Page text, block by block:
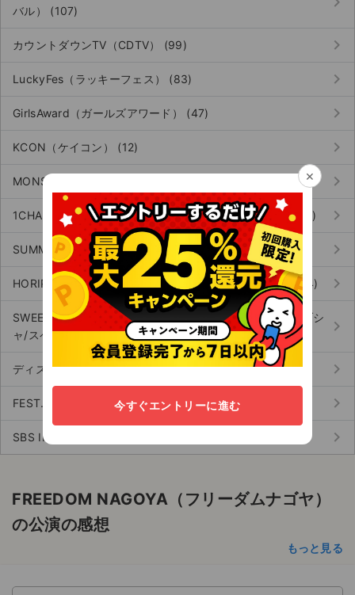
バル） (107)
カウントダウンTV（CDTV） (99) keyboard_arrow_right
LuckyFes（ラッキーフェス） (83) keyboard_arrow_right
GirlsAward（ガールズアワード） (47) keyboard_arrow_right
KCON（ケイコン） (12) keyboard_arrow_right
MONSTER baSH（モンスターバッシュ） (60) keyboard_arrow_right
1CHANCE FESTIVAL（ワンチャンスフェスティバル） (70) keyboard_arrow_right
SUMMER FES（サマーフェス／サマフェス） (50) keyboard_arrow_right
HORIPRO Actors Live（ホリプロアクターズライブ） (124) keyboard_arrow_right
SWEET LOVE SHOWER（スイートラブシャワー/SLS/ラブシ
ャ/スペシャ） (66)
keyboard_arrow_right
ディズニー・オン・クラシック (66) keyboard_arrow_right
FEST. INAZUMA（フェストイナズマ） (55) keyboard_arrow_right
SBS INKIGAYO（人気歌謡） (55) keyboard_arrow_right
FREEDOM NAGOYA（フリーダムナゴヤ）
の公演の感想
もっと見る
×
今すぐエントリーに進む